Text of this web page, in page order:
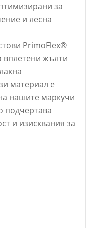
за
и лесна
PrimoFlex®
вплетени жълти
материал е
нашите маркучи
подчертава
и изисквания за